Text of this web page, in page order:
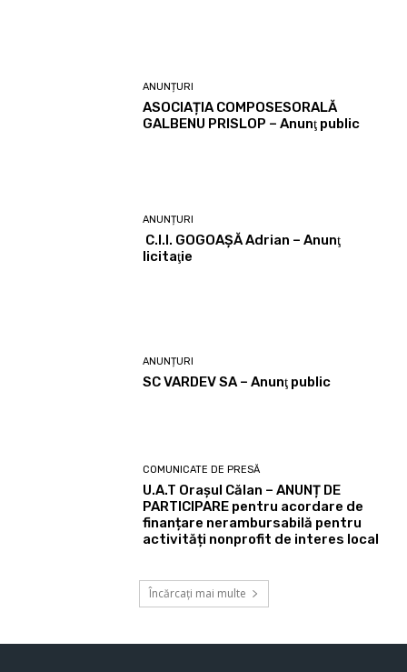
ANUNȚURI
ASOCIAȚIA COMPOSESORALĂ
GALBENU PRISLOP – Anunţ public
ANUNȚURI
C.I.I. GOGOAŞĂ Adrian – Anunţ
licitaţie
ANUNȚURI
SC VARDEV SA – Anunţ public
COMUNICATE DE PRESĂ
U.A.T Orașul Călan – ANUNȚ DE
PARTICIPARE pentru acordare de
finanțare nerambursabilă pentru
activități nonprofit de interes local
Încărcați mai multe